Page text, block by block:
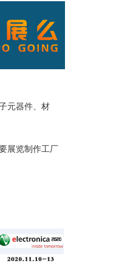
元器件、材
展览制作工厂